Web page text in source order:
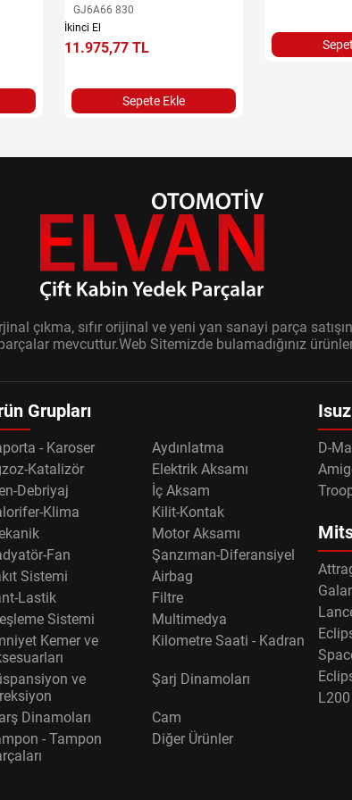
GJ6A66 830
İkinci El
11.975,77 TL
Sepete Ekle
çıkma, sıfır orijinal ve yeni yan sanayi parça
mevcuttur.Web Sitemizde bulamadığınız
Grupları
- Karoser
Aydınlatma
Katalizör
Elektrik Aksamı
Debriyaj
İç Aksam
Klima
Kilit-Kontak
Motor Aksamı
Fan
Şanzıman-Diferansiyel
Sistemi
Airbag
Lastik
Filtre
Sistemi
Multimedya
Kemer ve
Kilometre Saati - Kadran
ve
Şarj Dinamoları
Dinamoları
Cam
- Tampon
Diğer Ürünler
D-
L200